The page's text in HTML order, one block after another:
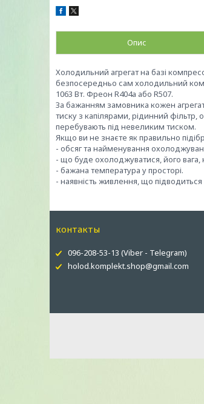
Опис
Холодильний агрегат на базі
безпосередньо сам холодильний
1063 Вт. Фреон R404a або R507.
За бажанням замовника кожен
тиску з капілярами, рідинний фільтр,
перебувають під невеликим тиском.
Якщо ви не знаєте як правильно
- обсяг та найменування
- що буде охолоджуватися, його вага,
- бажана температура у просторі.
- наявність живлення, що підводиться
контакты
096-208-53-13 (Viber - Telegram)
holod.komplekt.shop@gmail.com